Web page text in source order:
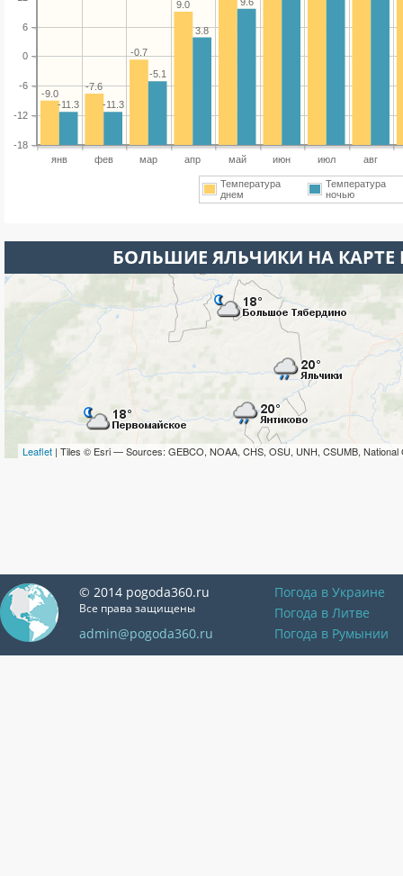
янв фев мар апр май июн июл авг
-18
-12
-6
0
6
9.0
-0.7
-7.6
-9.0
3.8
-5.1
-11.3
-11.3
Температура
днем
Температура
ночью
БОЛЬШИЕ ЯЛЬЧИКИ НА
Leaflet | Tiles © Esri — Sources: GEBCO, NOAA, CHS, OSU, UNH, CSUMB, National
© 2014 pogoda360.ru
Все права защищены
admin@pogoda360.ru
Погода в Украине
Погода в Литве
Погода в Румынии